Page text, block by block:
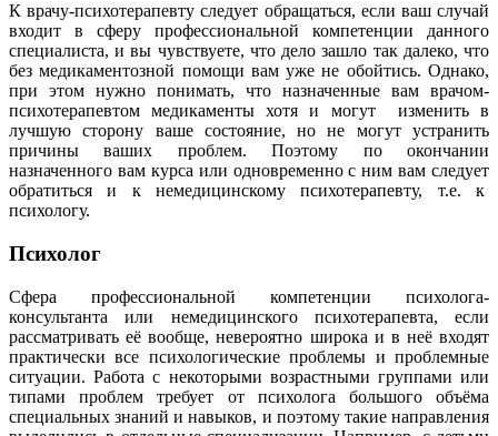
К врачу-психотерапевту следует обращаться, если ваш случай
входит в сферу профессиональной компетенции данного
специалиста, и вы чувствуете, что дело зашло так далеко, что
без медикаментозной помощи вам уже не обойтись. Однако,
при этом нужно понимать, что назначенные вам врачом-
психотерапевтом медикаменты хотя и могут изменить в
лучшую сторону ваше состояние, но не могут устранить
причины ваших проблем. Поэтому по окончании
назначенного вам курса или одновременно с ним вам следует
обратиться и к немедицинскому психотерапевту, т.е. к
психологу.
Психолог
Сфера профессиональной компетенции психолога-
консультанта или немедицинского психотерапевта, если
рассматривать её вообще, невероятно широка и в неё входят
практически все психологические проблемы и проблемные
ситуации. Работа с некоторыми возрастными группами или
типами проблем требует от психолога большого объёма
специальных знаний и навыков, и поэтому такие направления